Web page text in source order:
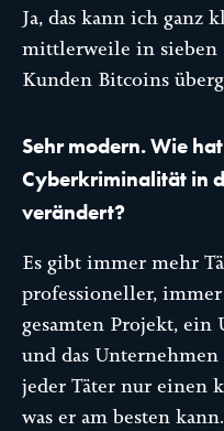
Ja, das kann ich ganz
mittlerweile in sieben
Kunden Bitcoins
Sehr modern. Wie
Cyberkriminalität in
verändert?
Es gibt immer mehr
professioneller,
gesamten Projekt, ein
und das
jeder Täter nur einen
was er am besten